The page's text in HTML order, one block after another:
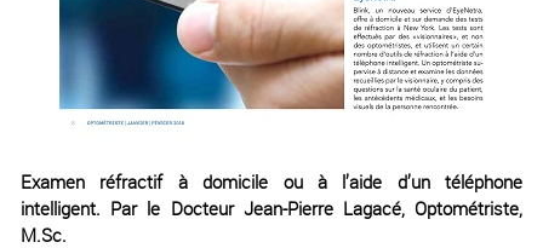
Examen réfractif à domicile ou à l’aide d’un téléphone
intelligent. Par le Docteur Jean-Pierre Lagacé, Optométriste,
M.Sc.